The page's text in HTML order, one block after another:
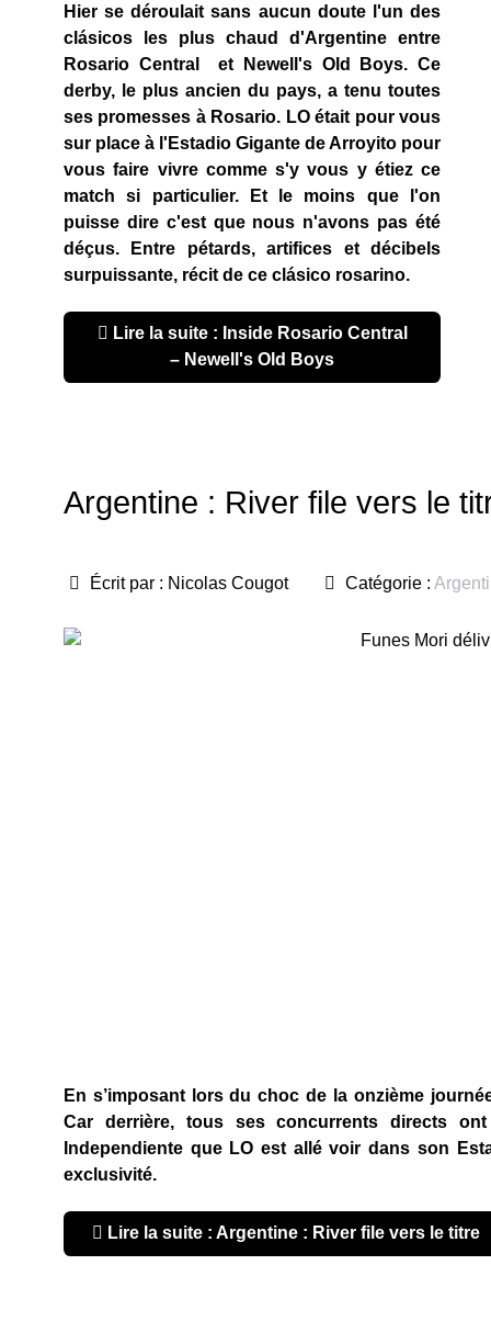
Hier se déroulait sans aucun doute l'un des
clásicos les plus chaud d'Argentine entre
Rosario Central et Newell's Old Boys. Ce
derby, le plus ancien du pays, a tenu toutes
ses promesses à Rosario. LO était pour vous
sur place à l'Estadio Gigante de Arroyito pour
vous faire vivre comme s'y vous y étiez ce
match si particulier. Et le moins que l'on
puisse dire c'est que nous n'avons pas été
déçus. Entre pétards, artifices et décibels
surpuissante, récit de ce clásico rosarino.
Lire la suite : Inside Rosario Central
– Newell's Old Boys
Argentine : River file vers le
Écrit par : Nicolas Cougot Catégorie :
En s’imposant lors du choc de la onzième
Car derrière, tous ses concurrents directs
Independiente que LO est allé voir dans son
exclusivité.
Lire la suite : Argentine : River file vers le titre